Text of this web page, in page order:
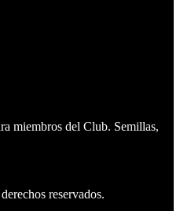
miembros del Club. Semillas,
reservados.